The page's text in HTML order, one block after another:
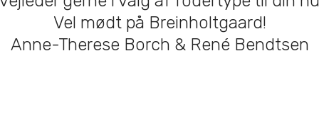
Vel mødt på Breinholtgaard!
Anne-Therese Borch & René Bendtsen